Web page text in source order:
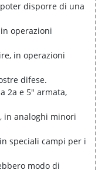
disporre di una
operazioni
in operazioni
difese.
2a e 5" armata,
in analoghi minori
speciali campi per i
modo di